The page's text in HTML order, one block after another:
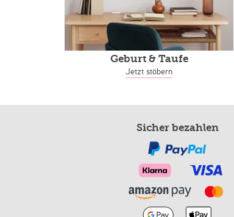
Geburt & Taufe
Jetzt stöbern
Sicher bezahlen